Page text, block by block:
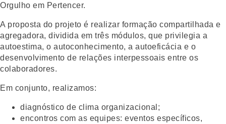
Orgulho em Pertencer.
A proposta do projeto é realizar formação compartilhada e
agregadora, dividida em três módulos, que privilegia a
autoestima, o autoconhecimento, a autoeficácia e o
desenvolvimento de relações interpessoais entre os
colaboradores.
Em conjunto, realizamos:
diagnóstico de clima organizacional;
encontros com as equipes: eventos específicos,